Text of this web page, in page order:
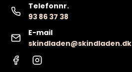
Telefonnr.
93 86 37 38
E-mail
skindladen@skindladen.dk